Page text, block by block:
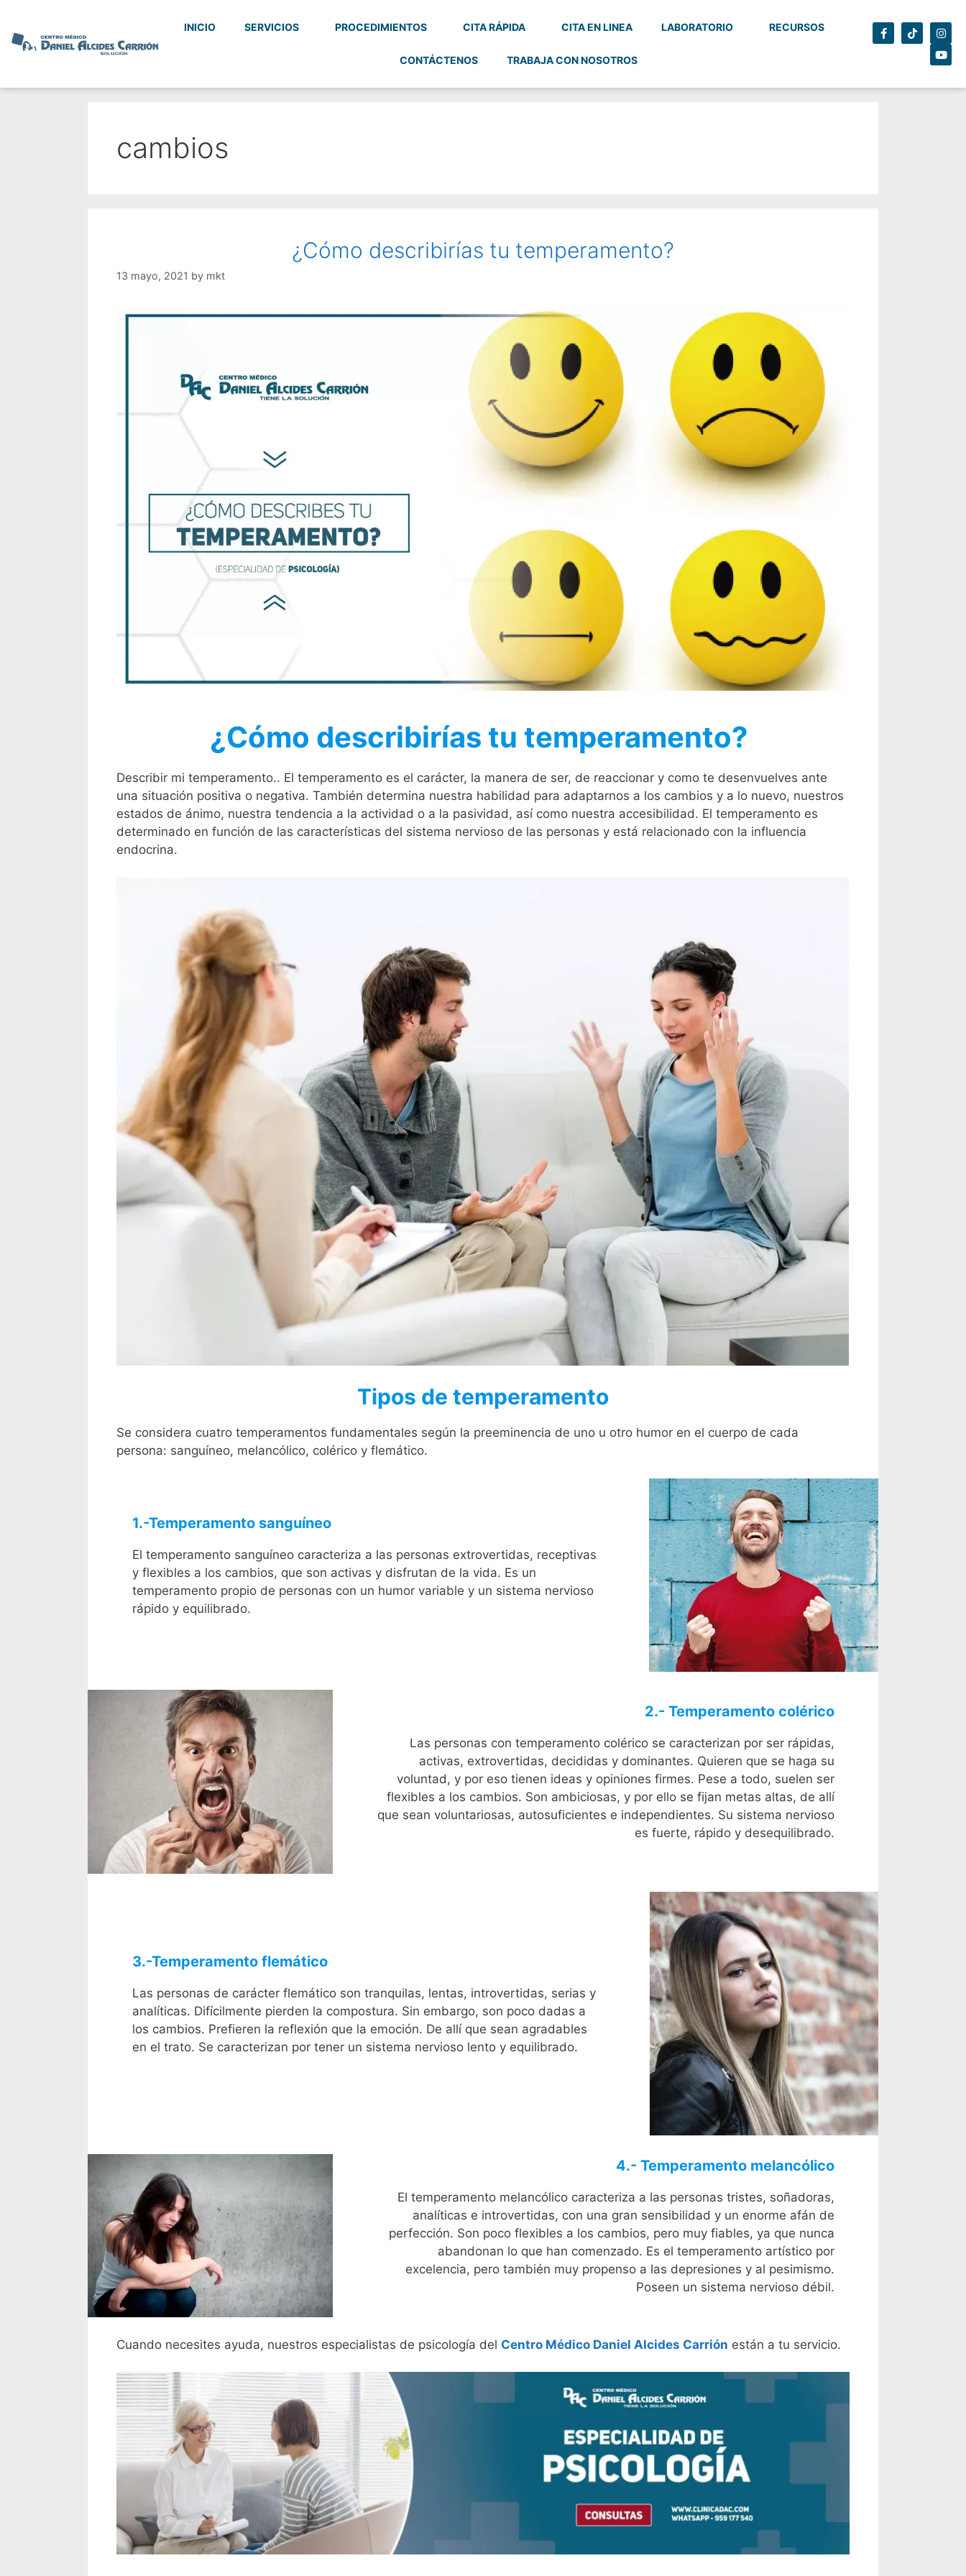
INICIO SERVICIOS PROCEDIMIENTOS CITA RÁPIDA CITA EN LINEA LABORATORIO RECURSOS
CONTÁCTENOS TRABAJA CON NOSOTROS
cambios
¿Cómo describirías tu temperamento?
13 mayo, 2021 by mkt
¿Cómo describirías tu temperamento?
Describir mi temperamento.. El temperamento es el carácter, la manera de ser, de reaccionar y como te desenvuelves ante
una situación positiva o negativa. También determina nuestra habilidad para adaptarnos a los cambios y a lo nuevo, nuestros
estados de ánimo, nuestra tendencia a la actividad o a la pasividad, así como nuestra accesibilidad. El temperamento es
determinado en función de las características del sistema nervioso de las personas y está relacionado con la influencia
endocrina.
Tipos de temperamento
Se considera cuatro temperamentos fundamentales según la preeminencia de uno u otro humor en el cuerpo de cada
persona: sanguíneo, melancólico, colérico y flemático.
1.-Temperamento sanguíneo
El temperamento sanguíneo caracteriza a las personas extrovertidas, receptivas
y flexibles a los cambios, que son activas y disfrutan de la vida. Es un
temperamento propio de personas con un humor variable y un sistema nervioso
rápido y equilibrado.
2.- Temperamento colérico
Las personas con temperamento colérico se caracterizan por ser rápidas,
activas, extrovertidas, decididas y dominantes. Quieren que se haga su
voluntad, y por eso tienen ideas y opiniones firmes. Pese a todo, suelen ser
flexibles a los cambios. Son ambiciosas, y por ello se fijan metas altas, de allí
que sean voluntariosas, autosuficientes e independientes. Su sistema nervioso
es fuerte, rápido y desequilibrado.
3.-Temperamento flemático
Las personas de carácter flemático son tranquilas, lentas, introvertidas, serias y
analíticas. Difícilmente pierden la compostura. Sin embargo, son poco dadas a
los cambios. Prefieren la reflexión que la emoción. De allí que sean agradables
en el trato. Se caracterizan por tener un sistema nervioso lento y equilibrado.
4.- Temperamento melancólico
El temperamento melancólico caracteriza a las personas tristes, soñadoras,
analíticas e introvertidas, con una gran sensibilidad y un enorme afán de
perfección. Son poco flexibles a los cambios, pero muy fiables, ya que nunca
abandonan lo que han comenzado. Es el temperamento artístico por
excelencia, pero también muy propenso a las depresiones y al pesimismo.
Poseen un sistema nervioso débil.
Cuando necesites ayuda, nuestros especialistas de psicología del Centro Médico Daniel Alcides Carrión están a tu servicio.